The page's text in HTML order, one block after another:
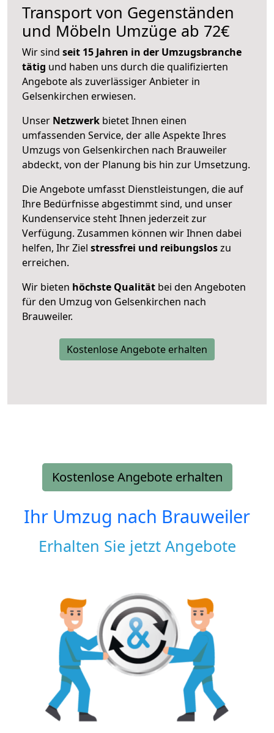
Transport von Gegenständen
und Möbeln Umzüge ab 72€
Wir sind seit 15 Jahren in der Umzugsbranche
tätig und haben uns durch die qualifizierten
Angebote als zuverlässiger Anbieter in
Gelsenkirchen erwiesen.
Unser Netzwerk bietet Ihnen einen
umfassenden Service, der alle Aspekte Ihres
Umzugs von Gelsenkirchen nach Brauweiler
abdeckt, von der Planung bis hin zur Umsetzung.
Die Angebote umfasst Dienstleistungen, die auf
Ihre Bedürfnisse abgestimmt sind, und unser
Kundenservice steht Ihnen jederzeit zur
Verfügung. Zusammen können wir Ihnen dabei
helfen, Ihr Ziel stressfrei und reibungsloszu
erreichen.
Wir bieten höchste Qualität bei den Angeboten
für den Umzug von Gelsenkirchen nach
Brauweiler.
Kostenlose Angebote erhalten
Kostenlose Angebote erhalten
Ihr Umzug nach Brauweiler
Erhalten Sie jetzt Angebote